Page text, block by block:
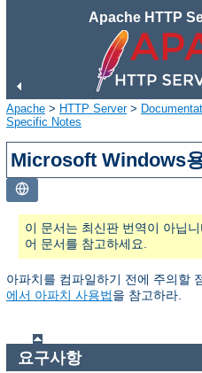
Apache HTTP
Apache > HTTP Server>
Specific Notes
Microsoft Windows
이 문서는 최신판 번역이 아닙
어 문서를 참고하세요.
아파치를 컴파일하기 전에 주의할
에서 아파치 사용법을 참고하라.
요구사항